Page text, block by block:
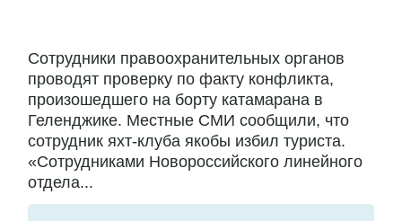
Сотрудники правоохранительных органов
проводят проверку по факту конфликта,
произошедшего на борту катамарана в
Геленджике. Местные СМИ сообщили, что
сотрудник яхт-клуба якобы избил туриста.
«Сотрудниками Новороссийского линейного
отдела...